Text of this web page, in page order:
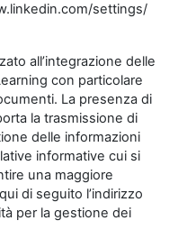
settings/
all’integrazione delle
con particolare
La presenza di
la trasmissione di
delle informazioni
informative cui si
una maggiore
di seguito l’indirizzo
per la gestione dei